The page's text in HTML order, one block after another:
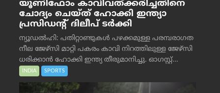
യൂണിഫോം കാവിവത്ക്കരിച്ചതിനെ
ചോദ്യം ചെയ്ത് ഹോക്കി ഇന്ത്യാ
പ്രസിഡന്റ് ദിലീപ് ടര്‍ക്കി
ന്യൂഡൽഹി: പതിറ്റാണ്ടുകൾ പഴക്കമുള്ള പരമ്പരാഗത
നീല ജേഴ്‌സി മാറ്റി പകരം കാവി നിറത്തിലുള്ള ജേഴ്‌സി
ധരിക്കാൻ ഹോക്കി ഇന്ത്യ തീരുമാനിച്ചു. ഓഗസ്റ്റ്...
INDIA SPORTS